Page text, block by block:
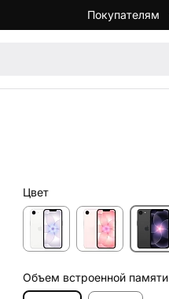
Покупателям
Цвет
Объем встроенной памяти